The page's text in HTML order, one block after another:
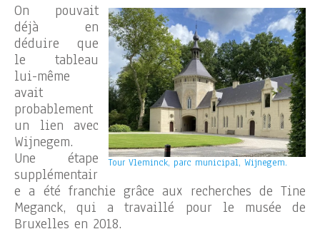
Tour Vleminck, parc municipal, Wijnegem.
On pouvait
déjà en
déduire que
le tableau
lui-même
avait
probablement
un lien avec
Wijnegem.
Une étape
supplémentair
e a été franchie grâce aux recherches de Tine
Meganck, qui a travaillé pour le musée de
Bruxelles en 2018.